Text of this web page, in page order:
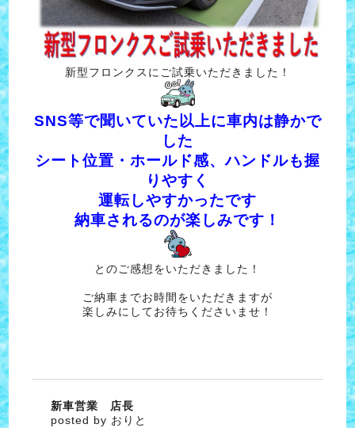
新型フロンクスにご試乗いただきました！
SNS等で聞いていた以上に車内は静かで
した
シート位置・ホールド感、ハンドルも握
りやすく
運転しやすかったです
納車されるのが楽しみです！
とのご感想をいただきました！
ご納車までお時間をいただきますが
楽しみにしてお待ちくださいませ！
新車営業 店長
posted by おりと